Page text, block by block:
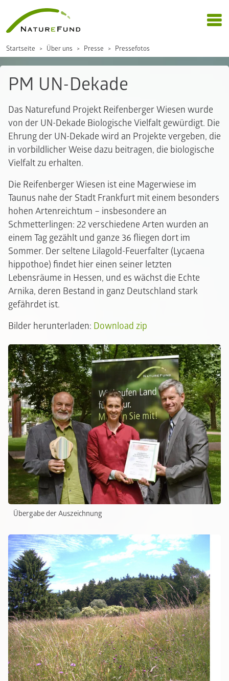
Startseite Über uns Presse Pressefotos
PM UN-Dekade
Das Naturefund Projekt Reifenberger Wiesen wurde
von der UN-Dekade Biologische Vielfalt gewürdigt. Die
Ehrung der UN-Dekade wird an Projekte vergeben, die
in vorbildlicher Weise dazu beitragen, die biologische
Vielfalt zu erhalten.
Die Reifenberger Wiesen ist eine Magerwiese im
Taunus nahe der Stadt Frankfurt mit einem besonders
hohen Artenreichtum – insbesondere an
Schmetterlingen: 22 verschiedene Arten wurden an
einem Tag gezählt und ganze 36 fliegen dort im
Sommer. Der seltene Lilagold-Feuerfalter (Lycaena
hippothoe) findet hier einen seiner letzten
Lebensräume in Hessen, und es wächst die Echte
Arnika, deren Bestand in ganz Deutschland stark
gefährdet ist.
Bilder herunterladen: Download zip
Übergabe der Auszeichnung